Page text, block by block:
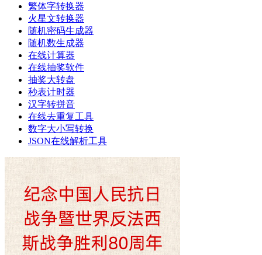
繁体字转换器
火星文转换器
随机密码生成器
随机数生成器
在线计算器
在线抽奖软件
抽奖大转盘
秒表计时器
汉字转拼音
在线去重复工具
数字大小写转换
JSON在线解析工具